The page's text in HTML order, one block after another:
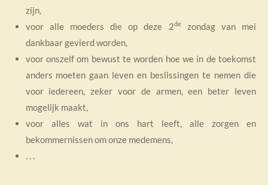
zijn,
voor alle moeders die op deze 2dezondag van mei
dankbaar gevierd worden,
voor onszelf om bewust te worden hoe we in de toekomst
anders moeten gaan leven en beslissingen te nemen die
voor iedereen, zeker voor de armen, een beter leven
mogelijk maakt,
voor alles wat in ons hart leeft, alle zorgen en
bekommernissen om onze medemens,